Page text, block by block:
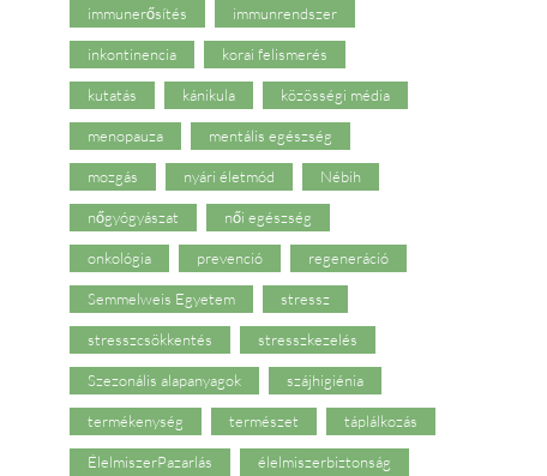
immunerősítés immunrendszer
inkontinencia korai felismerés
kutatás kánikula közösségi média
menopauza mentális egészség
mozgás nyári életmód Nébih
nőgyógyászat női egészség
onkológia prevenció regeneráció
Semmelweis Egyetem stressz
stresszcsökkentés stresszkezelés
Szezonális alapanyagok szájhigiénia
termékenység természet táplálkozás
ÉlelmiszerPazarlás élelmiszerbiztonság